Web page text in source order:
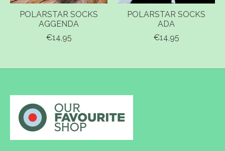
POLARSTAR SOCKS
AGGENDA
€14,95
POLARSTAR SOCKS
ADA
€14,95